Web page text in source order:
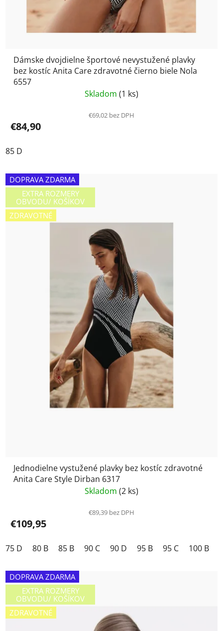
Dámske dvojdielne športové nevystužené plavky
bez kostíc Anita Care zdravotné čierno biele Nola
6557
Skladom (1 ks)
€69,02 bez DPH
€84,90
85 D
DOPRAVA ZDARMA
EXTRA ROZMERY
OBVODU/ KOŠÍKOV
ZDRAVOTNÉ
Jednodielne vystužené plavky bez kostíc zdravotné
Anita Care Style Dirban 6317
Skladom (2 ks)
€89,39 bez DPH
€109,95
75 D 80 B 85 B 90 C 90 D 95 B 95 C 100 B
DOPRAVA ZDARMA
EXTRA ROZMERY
OBVODU/ KOŠÍKOV
ZDRAVOTNÉ